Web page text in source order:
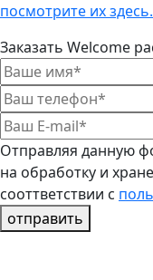
посмотрите их здесь.
Заказать Welcome
Отправляя данную
на обработку и
сооттветствии с
отправить